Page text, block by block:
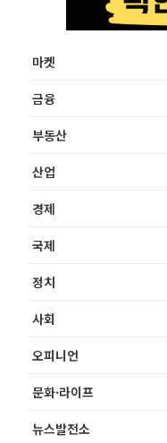
마켓
금융
부동산
산업
경제
국제
정치
사회
오피니언
문화·라이프
뉴스발전소